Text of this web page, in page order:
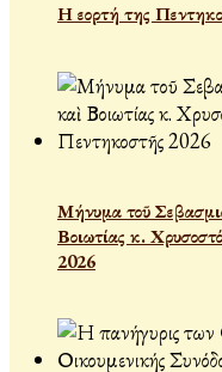
Η εορτή της
Μήνυμα τοῦ
Βοιωτίας κ.
2026